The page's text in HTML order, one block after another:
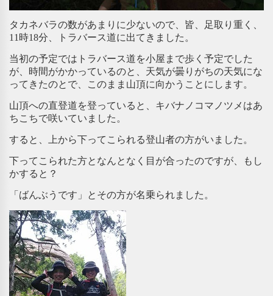
タカネバラの数があまりに少ないので、皆、足取り重く、
11時18分、トラバース道に出てきました。
当初の予定ではトラバース道を小屋まで歩く予定でした
が、時間がかかっているのと、天気が曇りがちの天気にな
ってきたのとで、このまま山頂に向かうことにします。
山頂への直登道を登っていると、キバナノコマノツメはあ
ちこちで咲いていました。
すると、上から下ってこられる登山者の方がいました。
下ってこられた方となんとなく目が合ったのですが、もし
かすると？
「ばんぶうです」とその方が名乗られました。